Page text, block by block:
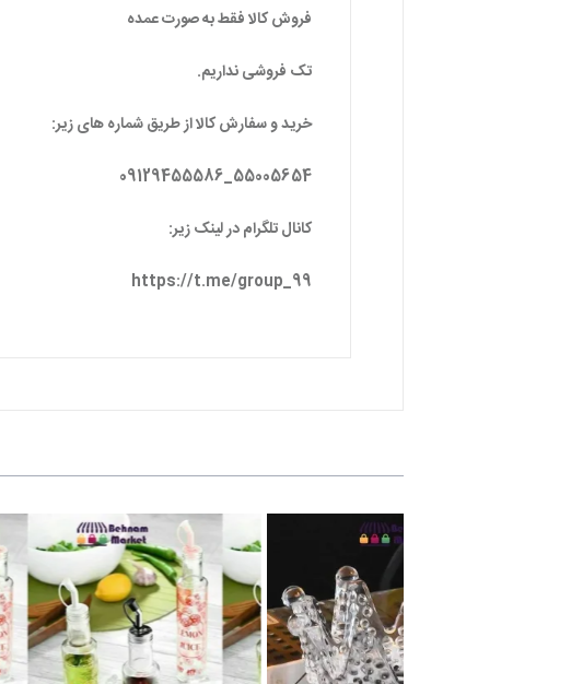
فروش کالا فقط به صورت عمده
تک فروشی نداریم.
خرید و سفارش کالا از طریق شماره های زیر:
55005654_09129455586
کانال تلگرام در لینک زیر:
https://t.me/group_99